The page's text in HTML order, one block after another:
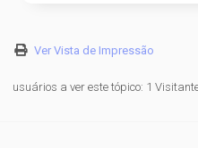
Ver Vista de Impressão
usuários a ver este tópico: 1